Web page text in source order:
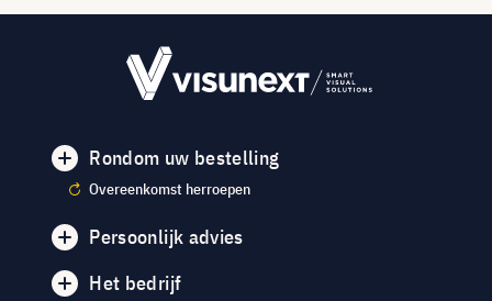
Rondom uw bestelling
Overeenkomst herroepen
Persoonlijk advies
Het bedrijf